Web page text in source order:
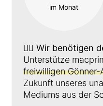
im Monat
👉🏼 Wir benötigen
Unterstütze
freiwilligen Gönner-
Zukunft unseres
Mediums aus der